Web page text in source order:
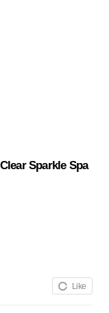
Sparkle Spa
Like